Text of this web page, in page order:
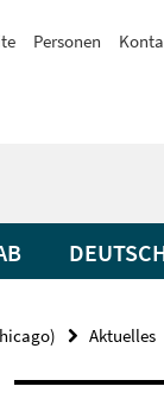
Personen
Aktuelles